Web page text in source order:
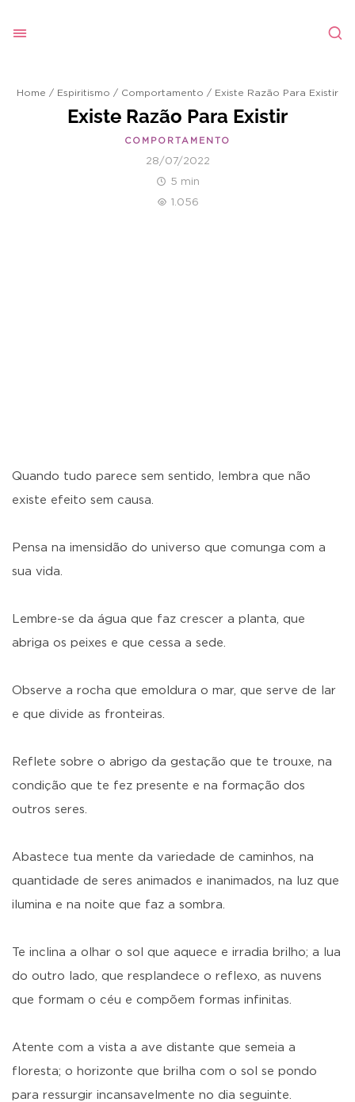
Home / Espiritismo / Comportamento / Existe Razão Para Existir
Existe Razão Para Existir
COMPORTAMENTO
28/07/2022
5 min
1.056
Quando tudo parece sem sentido, lembra que não
existe efeito sem causa.
Pensa na imensidão do universo que comunga com a
sua vida.
Lembre-se da água que faz crescer a planta, que
abriga os peixes e que cessa a sede.
Observe a rocha que emoldura o mar, que serve de lar
e que divide as fronteiras.
Reflete sobre o abrigo da gestação que te trouxe, na
condição que te fez presente e na formação dos
outros seres.
Abastece tua mente da variedade de caminhos, na
quantidade de seres animados e inanimados, na luz que
ilumina e na noite que faz a sombra.
Te inclina a olhar o sol que aquece e irradia brilho; a lua
do outro lado, que resplandece o reflexo, as nuvens
que formam o céu e compõem formas infinitas.
Atente com a vista a ave distante que semeia a
floresta; o horizonte que brilha com o sol se pondo
para ressurgir incansavelmente no dia seguinte.